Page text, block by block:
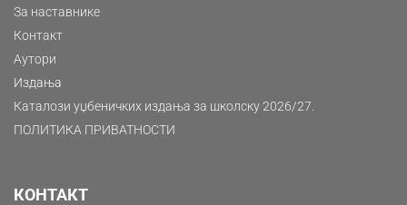
За наставнике
Контакт
Аутори
Издања
Каталози уџбеничких издања за школску 2026/27.
ПОЛИТИКА ПРИВАТНОСТИ
КОНТАКТ